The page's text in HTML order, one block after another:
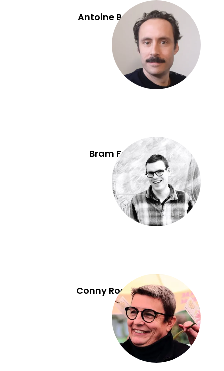
Antoine Bastin
Bram Fret
Conny Roekens